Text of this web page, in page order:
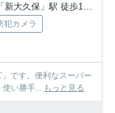
大久保」駅 徒歩15分
犯カメラ
です。便利なスーパー
使い勝手... もっと見る